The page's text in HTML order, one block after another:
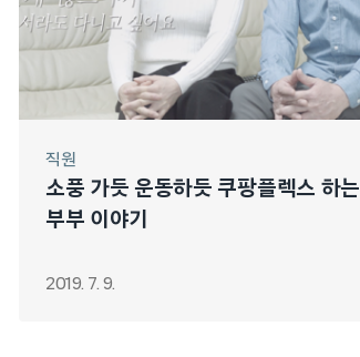
직원
소풍 가듯 운동하듯 쿠팡플렉스 하는
부부 이야기
2019. 7. 9.